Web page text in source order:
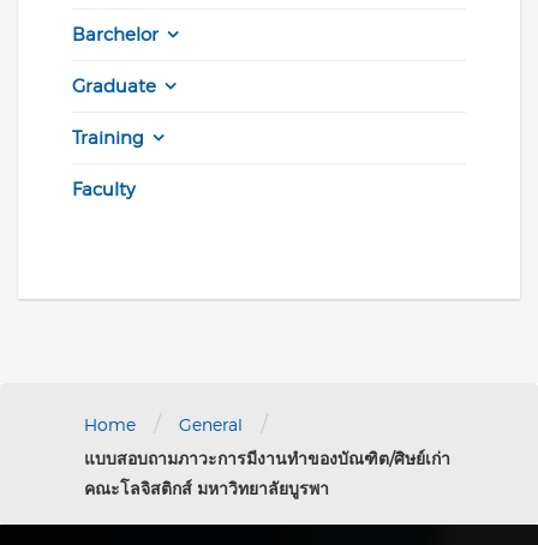
Barchelor
Graduate
Training
Faculty
Home / General /
แบบสอบถามภาวะการมีงานทำของบัณฑิต/ศิษย์เก่า
คณะโลจิสติกส์ มหาวิทยาลัยบูรพา